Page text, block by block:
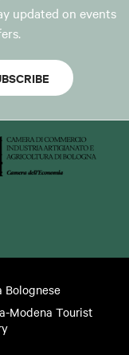
updated on events
Bolognese
Modena Tourist